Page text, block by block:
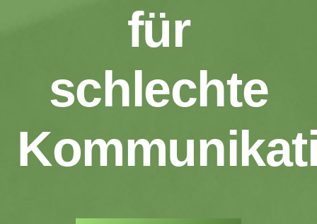
für
schlechte